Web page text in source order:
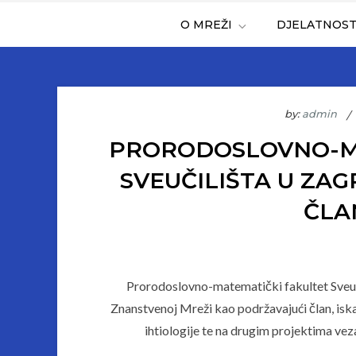
O MREŽI
by:admin
PRORODOSLOVNO-
SVEUČILIŠTA U
Prorodoslovno-matematički fakultet
Znanstvenoj Mreži kao podržavajući član,
ihtiologije te na drugim projektima